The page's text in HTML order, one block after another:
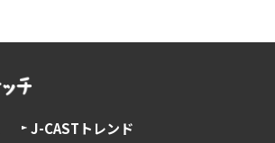
J-CASTトレンド